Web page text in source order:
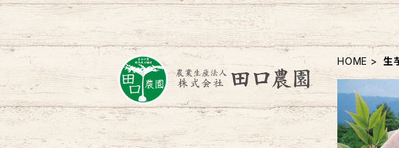
HOME 生